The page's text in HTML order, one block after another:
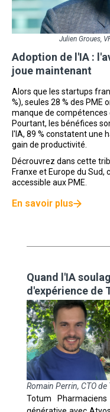
Adoption de l'IA :
joue maintenant
Alors que les startups
%), seules 28 % des PME
manque de compétences
Pourtant, les bénéfices
l'IA, 89 % constatent une
gain de productivité.
Décrouvrez dans cette
Franxe et Europe du
accessible aux PME.
En savoir plus
Julien Groues,
Quand l'IA
d'expérience de
Atyos et AWS
Romain Perrin, CTO
Totum